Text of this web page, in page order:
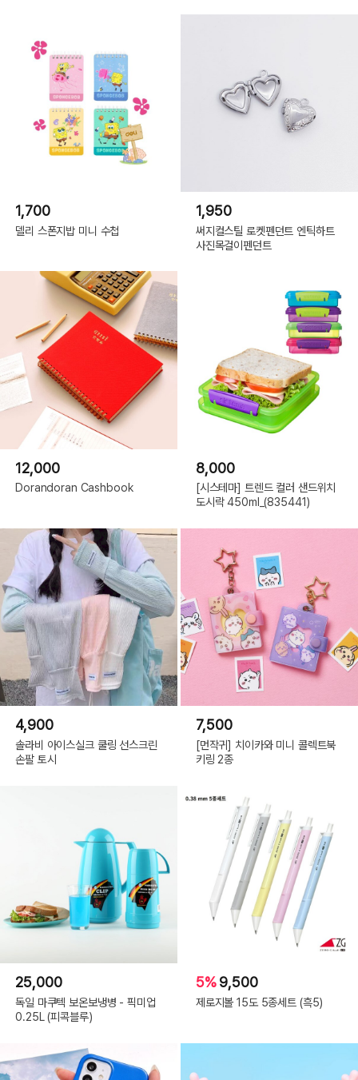
Description by Inter/Team
1,700
델리 스폰지밥 미니 수첩
1,950
써지컬스틸 로켓펜던트 엔틱하트
사진목걸이펜던트
12,000
Dorandoran Cashbook
8,000
[시스테마] 트렌드 컬러 샌드위치
도시락 450ml_(835441)
4,900
솔라비 아이스실크 쿨링 선스크린
손팔 토시
7,500
[먼작귀] 치이카와 미니 콜렉트북
키링 2종
25,000
독일 마쿠텍 보온보냉병 - 픽미업
0.25L (피콕블루)
5%9,500
제로지볼 15도 5종세트 (흑5)